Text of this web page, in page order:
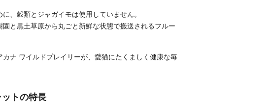
、穀類とジャガイモは使用していません。
と黒土草原から丸ごと新鮮な状態で搬送されるフルー
ナ ワイルドプレイリーが、愛猫にたくましく健康な毎
トの特長